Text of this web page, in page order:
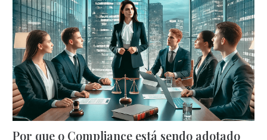
Por que o Compliance está sendo adotado